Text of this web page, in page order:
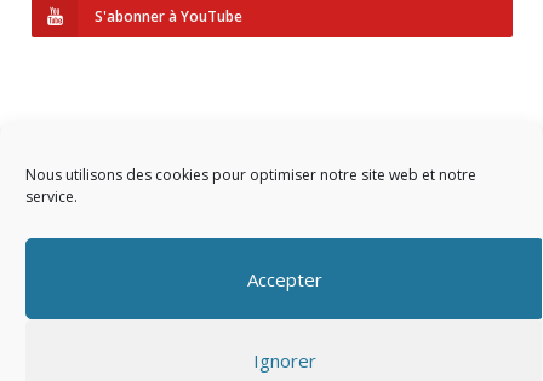
Nous utilisons des cookies pour optimiser notre site web et notre
service.
Accepter
Ignorer
S'abonner à YouTube
Copyright © 2023 AIDF
Présentation